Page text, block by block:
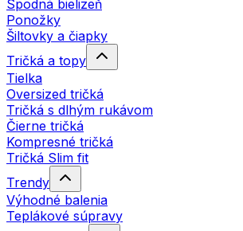
Spodná bielizeň
Ponožky
Šiltovky a čiapky
Tričká a topy
Tielka
Oversized tričká
Tričká s dlhým rukávom
Čierne tričká
Kompresné tričká
Tričká Slim fit
Trendy
Výhodné balenia
Teplákové súpravy